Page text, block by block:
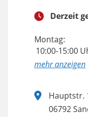
Derzeit
Montag:
10:00-15:00
anzeigen
Hauptstr.
06792